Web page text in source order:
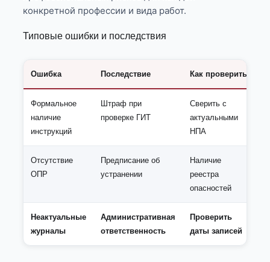
конкретной профессии и вида работ.
Типовые ошибки и последствия
Ошибка Последствие Как проверить
Формальное
наличие
инструкций
Штраф при
проверке ГИТ
Сверить с
актуальными
НПА
Отсутствие
ОПР
Предписание об
устранении
Наличие
реестра
опасностей
Неактуальные
журналы
Административная
ответственность
Проверить
даты записей